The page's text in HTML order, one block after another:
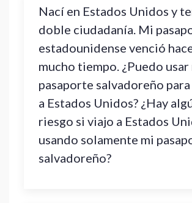
Nací en Estados Unidos y
doble ciudadanía. Mi
estadounidense venció
mucho tiempo. ¿Puedo usar
pasaporte salvadoreño
a Estados Unidos? ¿Hay
riesgo si viajo a Estados
usando solamente mi
salvadoreño?